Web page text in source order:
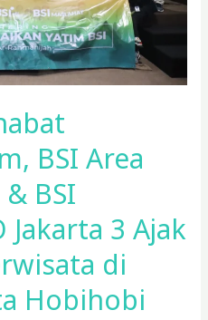
BSI Area
BSI
Jakarta 3 Ajak
di
Hobihobi